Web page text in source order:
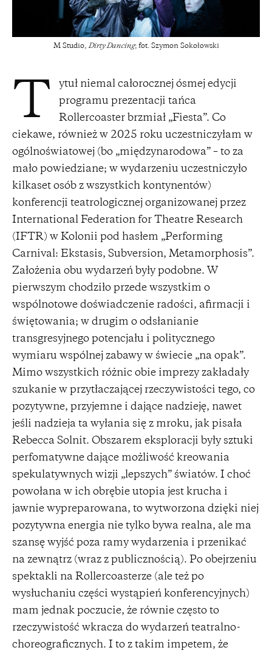
M Studio, Dirty Dancing; fot. Szymon Sokołowski
T
ytuł niemal całorocznej ósmej edycji
programu prezentacji tańca
Rollercoaster brzmiał „Fiesta”. Co
ciekawe, również w 2025 roku uczestniczyłam w
ogólnoświatowej (bo „międzynarodowa” – to za
mało powiedziane; w wydarzeniu uczestniczyło
kilkaset osób z wszystkich kontynentów)
konferencji teatrologicznej organizowanej przez
International Federation for Theatre Research
(IFTR) w Kolonii pod hasłem „Performing
Carnival: Ekstasis, Subversion, Metamorphosis”.
Założenia obu wydarzeń były podobne. W
pierwszym chodziło przede wszystkim o
wspólnotowe doświadczenie radości, afirmacji i
świętowania; w drugim o odsłanianie
transgresyjnego potencjału i politycznego
wymiaru wspólnej zabawy w świecie „na opak”.
Mimo wszystkich różnic obie imprezy zakładały
szukanie w przytłaczającej rzeczywistości tego, co
pozytywne, przyjemne i dające nadzieję, nawet
jeśli nadzieja ta wyłania się z mroku, jak pisała
Rebecca Solnit. Obszarem eksploracji były sztuki
perfomatywne dające możliwość kreowania
spekulatywnych wizji „lepszych” światów. I choć
powołana w ich obrębie utopia jest krucha i
jawnie wypreparowana, to wytworzona dzięki niej
pozytywna energia nie tylko bywa realna, ale ma
szansę wyjść poza ramy wydarzenia i przenikać
na zewnątrz (wraz z publicznością). Po obejrzeniu
spektakli na Rollercoasterze (ale też po
wysłuchaniu części wystąpień konferencyjnych)
mam jednak poczucie, że równie często to
rzeczywistość wkracza do wydarzeń teatralno-
choreograficznych. I to z takim impetem, że